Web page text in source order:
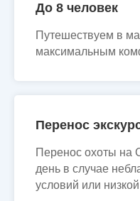
До 8 человек
Путешествуем в
максимальным
Перенос
Перенос охоты на
день в случае
условий или